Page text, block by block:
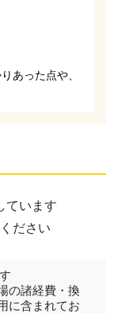
あった点や、
ています
ださい
の諸経費・換
に含まれてお